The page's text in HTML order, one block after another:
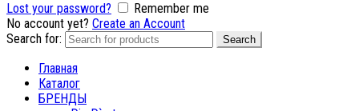
Lost your password?
Remember me
No account yet? Create an Account
Search for:
Search
Главная
Каталог
БРЕНДЫ